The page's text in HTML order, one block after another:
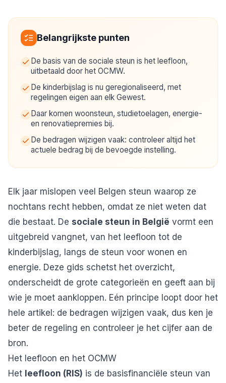
Belangrijkste punten
De basis van de sociale steun is het leefloon,
uitbetaald door het OCMW.
De kinderbijslag is nu geregionaliseerd, met
regelingen eigen aan elk Gewest.
Daar komen woonsteun, studietoelagen, energie-
en renovatiepremies bij.
De bedragen wijzigen vaak: controleer altijd het
actuele bedrag bij de bevoegde instelling.
Elk jaar mislopen veel Belgen steun waarop ze
nochtans recht hebben, omdat ze niet weten dat
die bestaat. De sociale steun in België vormt een
uitgebreid vangnet, van het leefloon tot de
kinderbijslag, langs de steun voor wonen en
energie. Deze gids schetst het overzicht,
onderscheidt de grote categorieën en geeft aan bij
wie je moet aankloppen. Eén principe loopt door het
hele artikel: de bedragen wijzigen vaak, dus ken je
beter de regeling en controleer je het cijfer aan de
bron.
Het leefloon en het OCMW
Het leefloon (RIS) is de basisfinanciële steun van